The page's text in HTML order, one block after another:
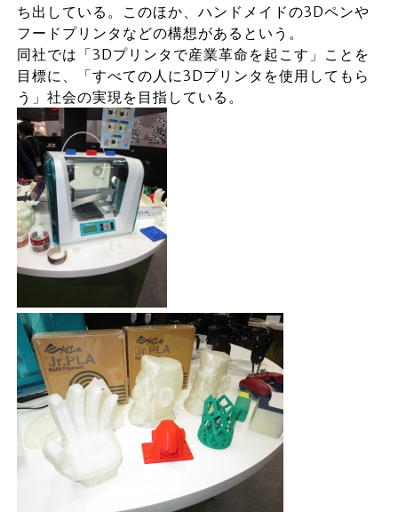
ち出している。このほか、ハンドメイドの3Dペンや
フードプリンタなどの構想があるという。
同社では「3Dプリンタで産業革命を起こす」ことを
目標に、「すべての人に3Dプリンタを使用してもら
う」社会の実現を目指している。